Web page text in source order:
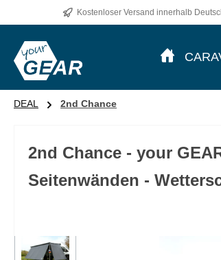
Hauptinhalt springen
Zur Suche springen
Zur Hauptnavigation springen
Kostenloser Versand innerhalb
DEAL 2nd Chance
2nd Chance - your
Seitenwänden -
Bildergalerie überspringen